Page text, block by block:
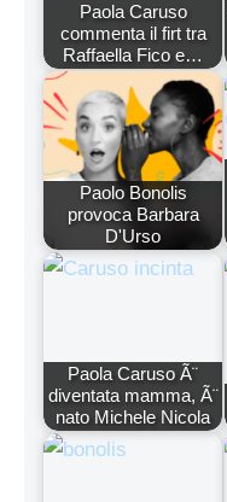
Paola Caruso
commenta il firt tra
Raffaella Fico e…
Paolo Bonolis
provoca Barbara
D'Urso
Paola Caruso Ã¨
diventata mamma, Ã¨
nato Michele Nicola